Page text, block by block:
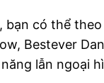
bạn có thể
Bestever
lẫn ngoại